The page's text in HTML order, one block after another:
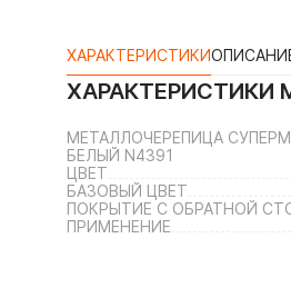
ХАРАКТЕРИСТИКИ
ХАРАКТЕРИСТИКИ
МЕТАЛЛОЧЕРЕПИЦА
БЕЛЫЙ N4391
ЦВЕТ
БАЗОВЫЙ ЦВЕТ
ПОКРЫТИЕ С ОБРАТНОЙ
ПРИМЕНЕНИЕ